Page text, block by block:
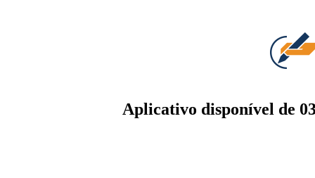
Aplicativo disponível de